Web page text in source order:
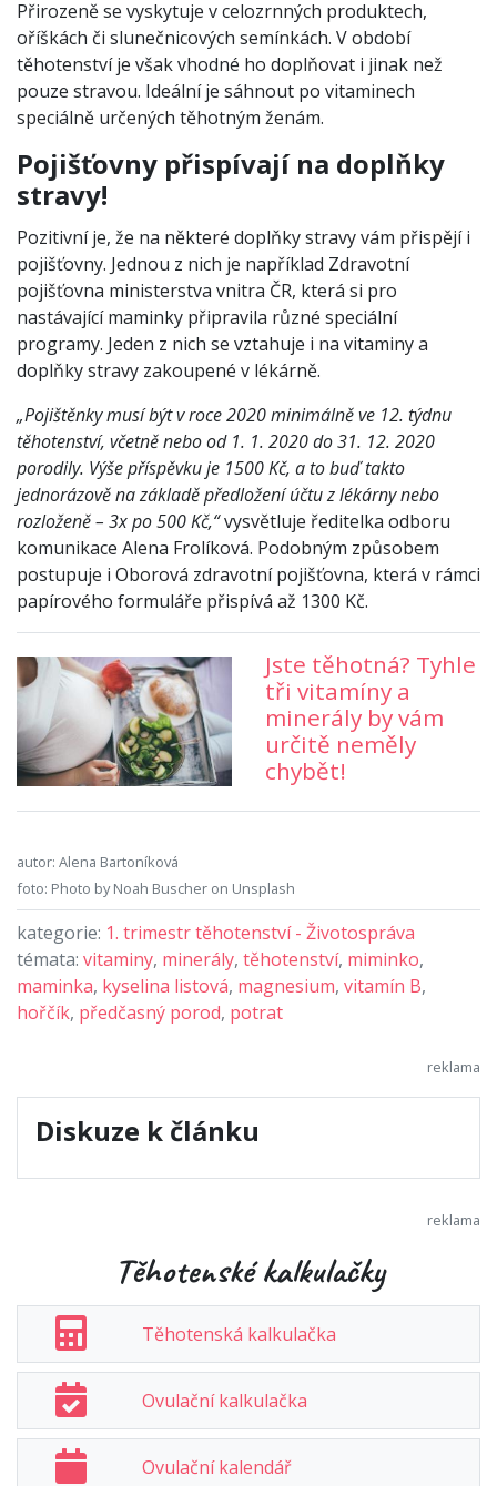
Přirozeně se vyskytuje v celozrnných produktech,
oříškách či slunečnicových semínkách. V období
těhotenství je však vhodné ho doplňovat i jinak než
pouze stravou. Ideální je sáhnout po vitaminech
speciálně určených těhotným ženám.
Pojišťovny přispívají na doplňky
stravy!
Pozitivní je, že na některé doplňky stravy vám přispějí i
pojišťovny. Jednou z nich je například Zdravotní
pojišťovna ministerstva vnitra ČR, která si pro
nastávající maminky připravila různé speciální
programy. Jeden z nich se vztahuje i na vitaminy a
doplňky stravy zakoupené v lékárně.
„Pojištěnky musí být v roce 2020 minimálně ve 12. týdnu
těhotenství, včetně nebo od 1. 1. 2020 do 31. 12. 2020
porodily. Výše příspěvku je 1500 Kč, a to buď takto
jednorázově na základě předložení účtu z lékárny nebo
rozloženě – 3x po 500 Kč,“vysvětluje ředitelka odboru
komunikace Alena Frolíková. Podobným způsobem
postupuje i Oborová zdravotní pojišťovna, která v rámci
papírového formuláře přispívá až 1300 Kč.
Jste těhotná? Tyhle
tři vitamíny a
minerály by vám
určitě neměly
chybět!
autor: Alena Bartoníková
foto: Photo by Noah Buscher on Unsplash
kategorie: 1. trimestr těhotenství - Životospráva
témata: vitaminy, minerály, těhotenství, miminko,
maminka, kyselina listová, magnesium, vitamín B,
hořčík, předčasný porod, potrat
Diskuze k článku
Těhotenské kalkulačky
Těhotenská kalkulačka
Ovulační kalkulačka
Ovulační kalendář